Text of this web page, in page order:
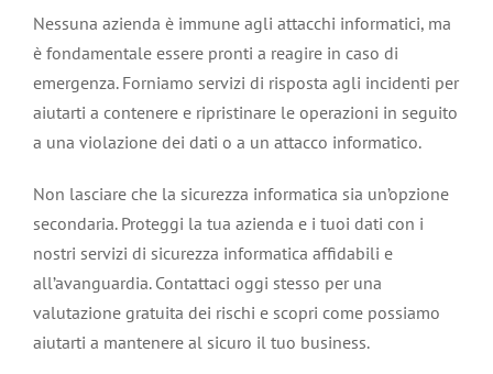
Nessuna azienda è immune agli attacchi informatici, ma
è fondamentale essere pronti a reagire in caso di
emergenza. Forniamo servizi di risposta agli incidenti per
aiutarti a contenere e ripristinare le operazioni in seguito
a una violazione dei dati o a un attacco informatico.
Non lasciare che la sicurezza informatica sia un’opzione
secondaria. Proteggi la tua azienda e i tuoi dati con i
nostri servizi di sicurezza informatica affidabili e
all’avanguardia. Contattaci oggi stesso per una
valutazione gratuita dei rischi e scopri come possiamo
aiutarti a mantenere al sicuro il tuo business.